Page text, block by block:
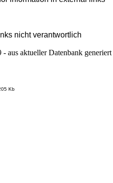
nicht verantwortlich
aus aktueller Datenbank generiert
Kb